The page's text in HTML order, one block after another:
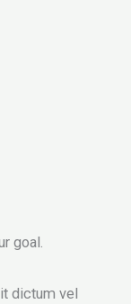
goal.
dictum vel